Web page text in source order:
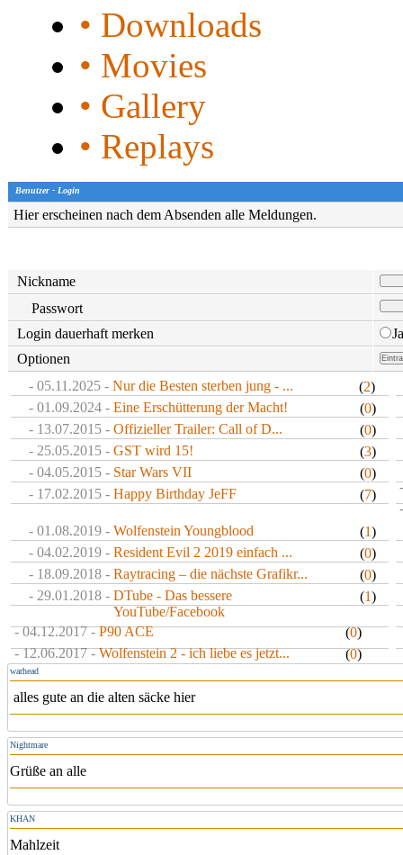
• Downloads
• Movies
• Gallery
• Replays
Benutzer - Login
Hier erscheinen nach dem Absenden alle Meldungen.
Nickname
Passwort
Login dauerhaft merken
Optionen
- 05.11.2025 - Nur die Besten sterben jung - ... (2)
- 01.09.2024 - Eine Erschütterung der Macht! (0)
- 13.07.2015 - Offizieller Trailer: Call of D... (0)
- 25.05.2015 - GST wird 15! (3)
- 04.05.2015 - Star Wars VII (0)
- 17.02.2015 - Happy Birthday JeFF (7)
- 01.08.2019 - Wolfenstein Youngblood (1)
- 04.02.2019 - Resident Evil 2 2019 einfach ... (0)
- 18.09.2018 - Raytracing – die nächste Grafikr... (0)
- 29.01.2018 - DTube - Das bessere
YouTube/Facebook
(1)
- 04.12.2017 - P90 ACE (0)
- 12.06.2017 - Wolfenstein 2 - ich liebe es jetzt... (0)
warhead
alles gute an die alten säcke hier
Nightmare
Grüße an alle
KHAN
Mahlzeit